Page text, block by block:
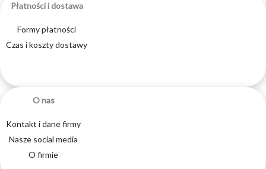
Płatności i dostawa
Formy płatności
Czas i koszty dostawy
O nas
Kontakt i dane firmy
Nasze social media
O firmie